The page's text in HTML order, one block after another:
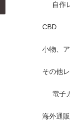
自作
CBD
小物、
その他
電子
海外通販